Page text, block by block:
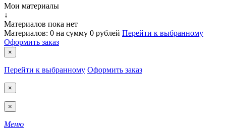
Мои материалы
↓
Материалов пока нет
Материалов: 0 на сумму 0 рублей Перейти к выбранному
Оформить заказ
×
Перейти к выбранному Оформить заказ
×
×
Меню